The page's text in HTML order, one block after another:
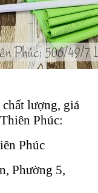
lượng, giá
Phúc:
Phúc
Phường 5,